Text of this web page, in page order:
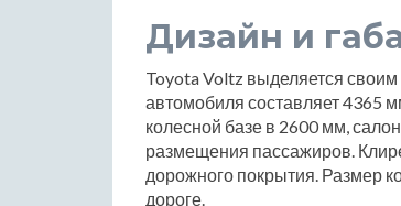
Дизайн и
Toyota Voltz выделяется
автомобиля составляет 4365
колесной базе в 2600 мм,
размещения пассажиров.
дорожного покрытия. Размер
дороге.